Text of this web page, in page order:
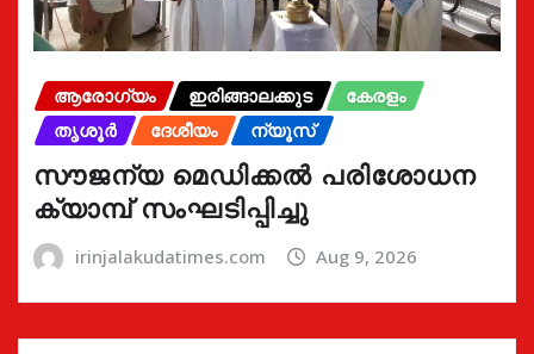
ആരോഗ്യം ഇരിങ്ങാലക്കുട
കേരളം
തൃശൂർ
ദേശീയം ന്യൂസ്
സൗജന്യ മെഡിക്കൽ പരിശോധന
ക്യാമ്പ് സംഘടിപ്പിച്ചു
irinjalakudatimes.com Aug 9, 2026